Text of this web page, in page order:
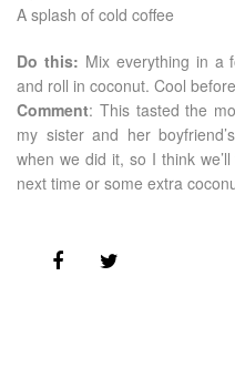
A splash of cold coffee
Do this: Mix everything in a
and roll in coconut. Cool
Comment: This tasted the
my sister and her
when we did it, so I think
next time or some extra